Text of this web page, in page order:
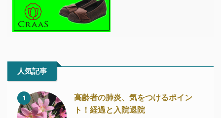
人気記事
1
高齢者の肺炎、気をつけるポイン
ト！経過と入院退院